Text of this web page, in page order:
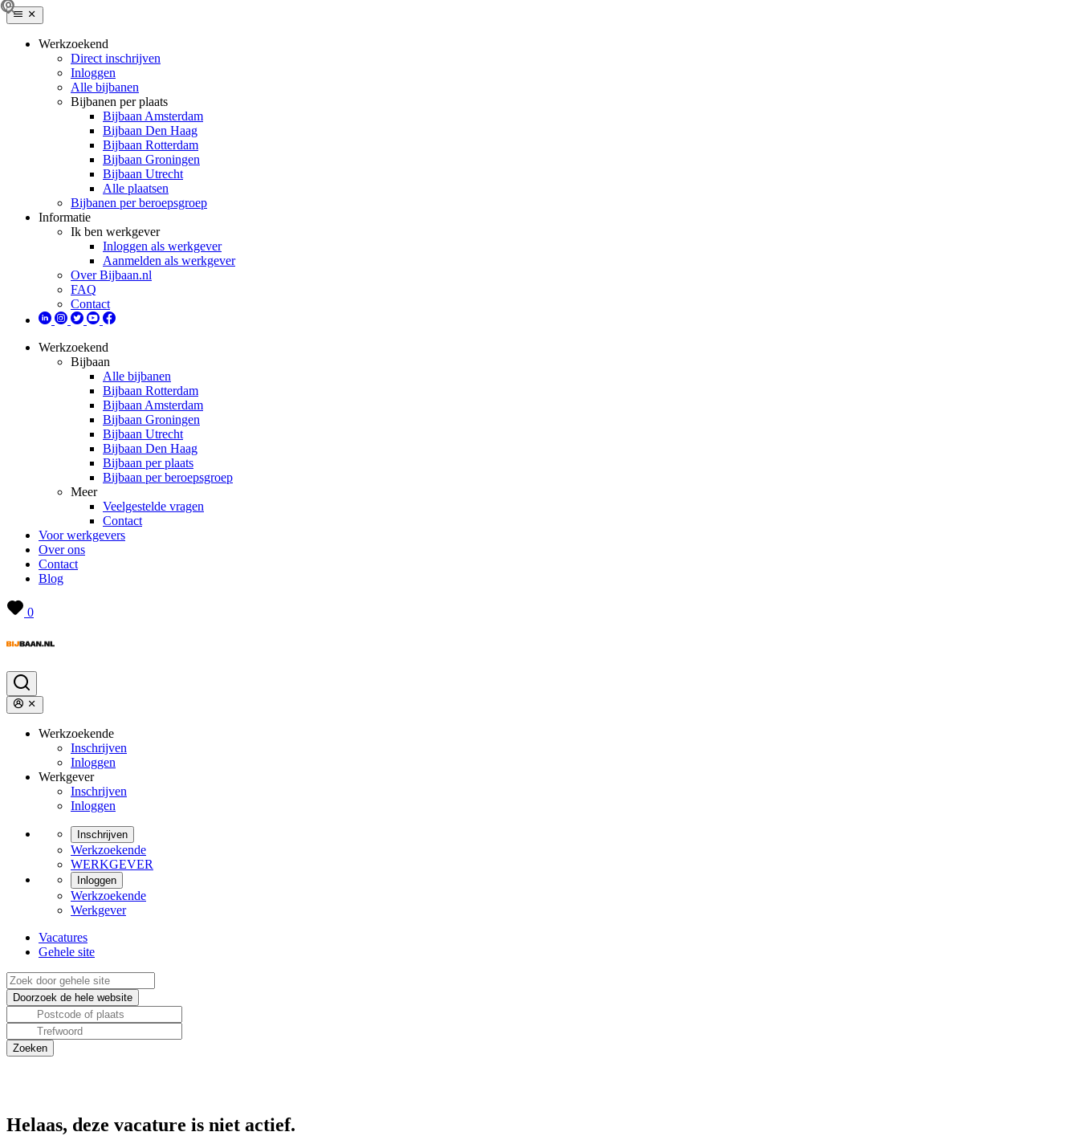
Werkzoekend
Direct inschrijven
Inloggen
Alle bijbanen
Bijbanen per plaats
Bijbaan Amsterdam
Bijbaan Den Haag
Bijbaan Rotterdam
Bijbaan Groningen
Bijbaan Utrecht
Alle plaatsen
Bijbanen per beroepsgroep
Informatie
Ik ben werkgever
Inloggen als werkgever
Aanmelden als werkgever
Over Bijbaan.nl
FAQ
Contact
Werkzoekend
Bijbaan
Alle bijbanen
Bijbaan Rotterdam
Bijbaan Amsterdam
Bijbaan Groningen
Bijbaan Utrecht
Bijbaan Den Haag
Bijbaan per plaats
Bijbaan per beroepsgroep
Meer
Veelgestelde vragen
Contact
Voor werkgevers
Over ons
Contact
Blog
0
Werkzoekende
Inschrijven
Inloggen
Werkgever
Inschrijven
Inloggen
Inschrijven
Werkzoekende
WERKGEVER
Inloggen
Werkzoekende
Werkgever
Vacatures
Gehele site
Helaas, deze vacature is niet actief.